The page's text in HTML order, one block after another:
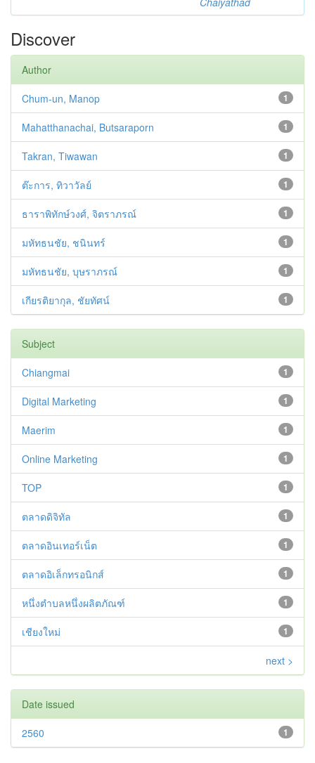
Discover
Author
1
Chum-un, Manop
1
Mahatthanachai, Butsaraporn
1
Takran, Tiwawan
1
ต๊ะการ, ทิวาวัลย์
1
ธาราพิทักษ์วงศ์, จิตราภรณ์
1
มหัทธนชัย, ชนินทร์
1
มหัทธนชัย, บุษราภรณ์
1
เกียรติยากุล, ชัยทัศน์
Subject
1
Chiangmai
1
Digital Marketing
1
Maerim
1
Online Marketing
1
TOP
1
ตลาดดิจิทัล
1
ตลาดอินเทอร์เน็ต
1
ตลาดอิเล็กทรอนิกส์
1
หนึ่งตำบลหนึ่งผลิตภัณฑ์
1
เชียงใหม่
next >
Date issued
1
2560